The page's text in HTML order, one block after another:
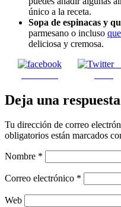
único a la receta.
Sopa de espinacas y
parmesano o incluso
deliciosa y cremosa.
Deja una respuesta
Tu dirección de correo
obligatorios están marcados
Nombre *
Correo electrónico *
Web